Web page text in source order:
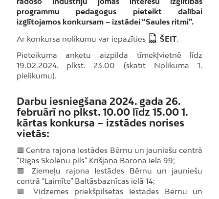
programmu pedagogus pieteikt dalībai
izglītojamos konkursam – izstādei “Saules ritmi”.
Ar konkursa nolikumu var iepazīties
ŠEIT.
Pieteikuma anketu aizpilda tīmekļvietnē līdz
19.02.2024. plkst. 23.00 (skatīt Nolikuma 1.
pielikumu).
Darbu iesniegšana 2024. gada 26.
februārī no plkst. 10.00 līdz 15.00 1.
kārtas konkursa – izstādes norises
vietās:
🟩 Centra rajona Iestādes Bērnu un jauniešu centrā
“Rīgas Skolēnu pils” Krišjāņa Barona ielā 99;
🟩 Ziemeļu rajona Iestādes Bērnu un jauniešu
centrā “Laimīte” Baltāsbaznīcas ielā 14;
🟩 Vidzemes priekšpilsētas Iestādes Bērnu un